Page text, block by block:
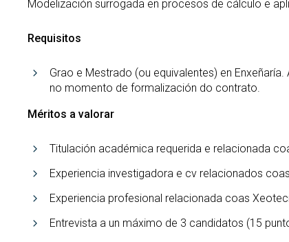
Modelización surrogada en procesos de cálculo e
Requisitos
Grao e Mestrado (ou equivalentes) en
no momento de formalización do contrato.
Méritos a valorar
Titulación académica requerida e relacionada
Experiencia investigadora e cv relacionados
Experiencia profesional relacionada coas
Entrevista a un máximo de 3 candidatos (15